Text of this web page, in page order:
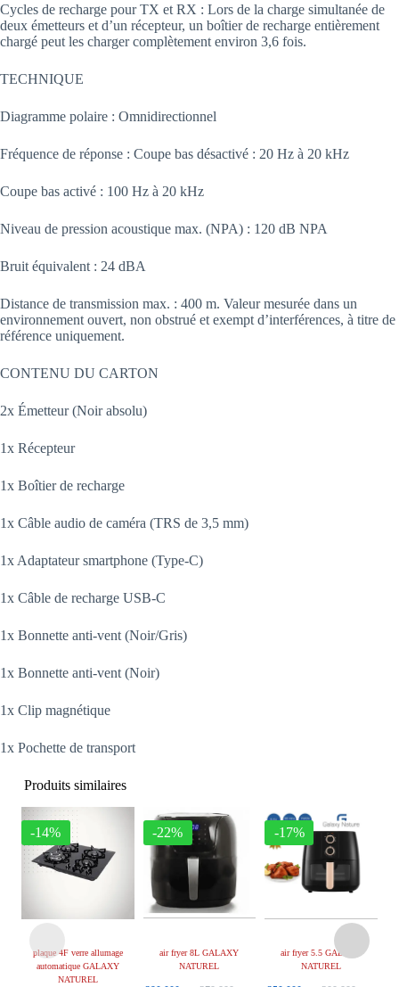
Cycles de recharge pour TX et RX : Lors de la charge simultanée de
deux émetteurs et d’un récepteur, un boîtier de recharge entièrement
chargé peut les charger complètement environ 3,6 fois.
TECHNIQUE
Diagramme polaire : Omnidirectionnel
Fréquence de réponse : Coupe bas désactivé : 20 Hz à 20 kHz
Coupe bas activé : 100 Hz à 20 kHz
Niveau de pression acoustique max. (NPA) : 120 dB NPA
Bruit équivalent : 24 dBA
Distance de transmission max. : 400 m. Valeur mesurée dans un
environnement ouvert, non obstrué et exempt d’interférences, à titre de
référence uniquement.
CONTENU DU CARTON
2x Émetteur (Noir absolu)
1x Récepteur
1x Boîtier de recharge
1x Câble audio de caméra (TRS de 3,5 mm)
1x Adaptateur smartphone (Type-C)
1x Câble de recharge USB-C
1x Bonnette anti-vent (Noir/Gris)
1x Bonnette anti-vent (Noir)
1x Clip magnétique
1x Pochette de transport
Produits similaires
-14%
plaque 4F verre allumage
automatique GALAXY
NATUREL
-22%
air fryer 8L GALAXY
NATUREL
-17%
air fryer 5.5 GALAXY
NATUREL